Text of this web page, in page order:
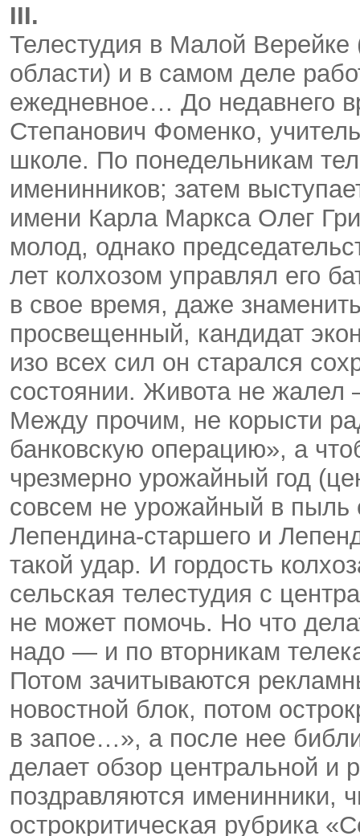
III.
Телестудия в Малой
области) и в самом деле
ежедневное… До недавнего
Степанович Фоменко,
школе. По понедельникам
именинников; затем
имени Карла Маркса Олег
молод, однако
лет колхозом управлял его
в свое время, даже
просвещенный, кандидат
изо всех сил он старался
состоянии. Живота не жалел
Между прочим, не корысти
банковскую операцию», а
чрезмерно урожайный год
совсем не урожайный в пыль
Лепендина-старшего и
такой удар. И гордость
сельская телестудия с
не может помочь. Но что
надо — и по вторникам
Потом зачитываются
новостной блок, потом
в запое…», а после нее
делает обзор центральной и
поздравляются именинники,
острокритическая рубрика